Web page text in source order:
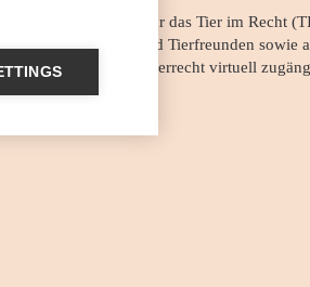
bietet die Stiftung für das Tier im Recht
an. Tierfreundinnen und Tierfreunden sowie
Wissen rund um das Tierrecht virtuell